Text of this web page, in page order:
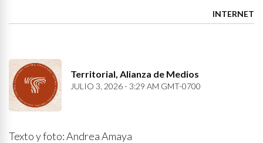
INTERNET
Territorial, Alianza de Medios
JULIO 3, 2026 - 3:29 AM GMT-0700
Texto y foto: Andrea Amaya